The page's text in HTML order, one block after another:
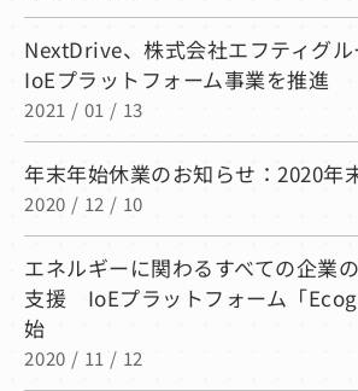
NextDrive、株式会社エフティグ
IoEプラットフォーム事業を推進
2021 / 01 / 13
年末年始休業のお知らせ：2020年
2020 / 12 / 10
エネルギーに関わるすべての企業
支援 IoEプラットフォーム「
始
2020 / 11 / 12